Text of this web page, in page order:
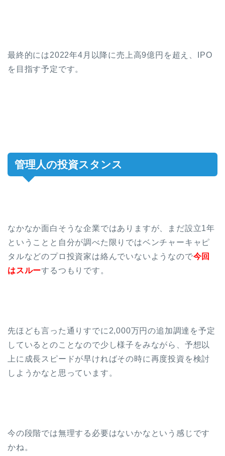
最終的には2022年4月以降に売上高9億円を超え、IPO
を目指す予定です。
管理人の投資スタンス
なかなか面白そうな企業ではありますが、まだ設立1年
ということと自分が調べた限りではベンチャーキャピ
タルなどのプロ投資家は絡んでいないようなので今回
はスルーするつもりです。
先ほども言った通りすでに2,000万円の追加調達を予定
しているとのことなので少し様子をみながら、予想以
上に成長スピードが早ければその時に再度投資を検討
しようかなと思っています。
今の段階では無理する必要はないかなという感じです
かね。